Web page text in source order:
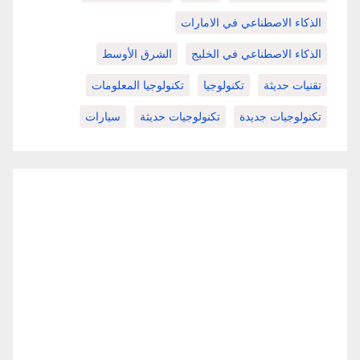
الذكاء الاصطناعي في الامارات
الذكاء الاصطناعي في الخليج الشرق الأوسط
تقنيات حديثة تكنولوجيا تكنولوجيا المعلومات
تكنولوجيات جديدة تكنولوجيات حديثة سيارات